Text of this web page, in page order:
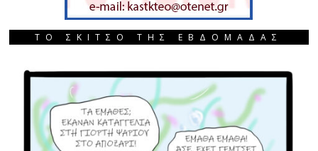
ΤΟ ΣΚΙΤΣΟ ΤΗΣ ΕΒΔΟΜΑΔΑΣ